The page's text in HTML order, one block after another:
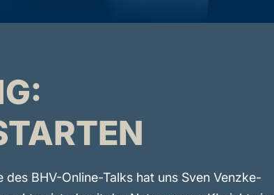
BHV-Online-Talks hat uns Sven Venzke-